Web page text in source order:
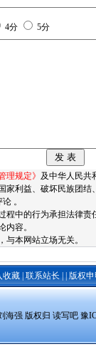
4分 5分
理规定》 及中华人民共
家利益、破坏民族团
。
程中的行为承担法律责
内容。
与本网站立场无关。
收藏 联系站长 版权申
海强 版权归 读写吧 豫